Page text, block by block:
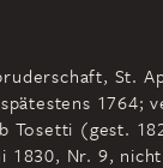
St.
1764;
Tosetti (gest.
1830, Nr. 9,